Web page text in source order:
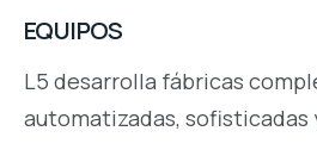
EQUIPOS
L5 desarrolla fábricas
automatizadas, sofisticadas